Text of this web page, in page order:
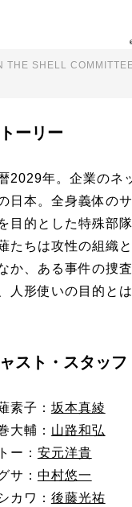
THE SHELL
ーリー
2029年。企業のネ
日本。全身義体の
目的とした特殊部
たちは攻性の組織
か、ある事件の捜
人形使いの目的と
スト・スタッフ
素子： 坂本真綾
大輔： 山路和弘
ー： 安元洋貴
サ： 中村悠一
カワ： 後藤光祐